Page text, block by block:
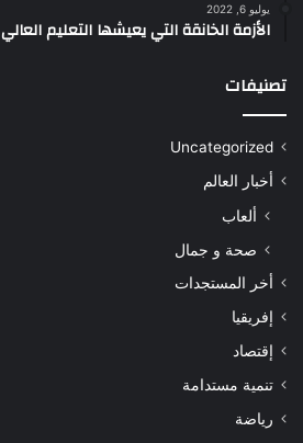
يوليو 6, 2022
الأزمة الخانقة التي يعيشها التعليم العالي
تصنيفات
Uncategorized
أخبار العالم
ألعاب
صحة و جمال
أخر المستجدات
إفريقيا
إقتصاد
تنمية مستدامة
رياضة